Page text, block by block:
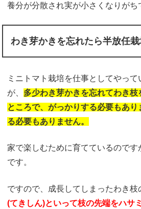
養分が分散され実が小さくなりがち
わき芽かきを忘れたら半放任
ミニトマト栽培を仕事としてやっ
が、 多少わき芽かきを忘れてわき
ところで、がっかりする必要もあ
る必要もありません。
家で楽しむために育てているのです
です。
ですので、成長してしまったわき枝
(てきしん)といって枝の先端をハサ